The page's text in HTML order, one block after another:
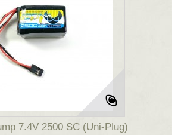
7.4V 2500 SC (Uni-Plug)